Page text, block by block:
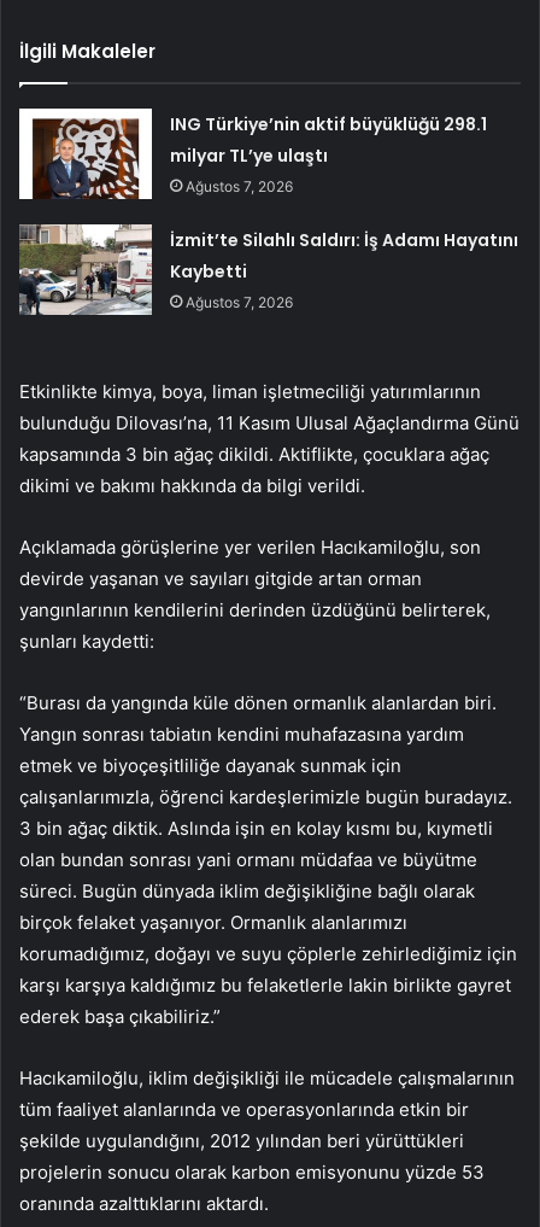
İlgili Makaleler
ING Türkiye’nin aktif büyüklüğü 298.1
milyar TL’ye ulaştı
Ağustos 7, 2026
İzmit’te Silahlı Saldırı: İş Adamı Hayatını
Kaybetti
Ağustos 7, 2026
Etkinlikte kimya, boya, liman işletmeciliği yatırımlarının
bulunduğu Dilovası’na, 11 Kasım Ulusal Ağaçlandırma Günü
kapsamında 3 bin ağaç dikildi. Aktiflikte, çocuklara ağaç
dikimi ve bakımı hakkında da bilgi verildi.
Açıklamada görüşlerine yer verilen Hacıkamiloğlu, son
devirde yaşanan ve sayıları gitgide artan orman
yangınlarının kendilerini derinden üzdüğünü belirterek,
şunları kaydetti:
“Burası da yangında küle dönen ormanlık alanlardan biri.
Yangın sonrası tabiatın kendini muhafazasına yardım
etmek ve biyoçeşitliliğe dayanak sunmak için
çalışanlarımızla, öğrenci kardeşlerimizle bugün buradayız.
3 bin ağaç diktik. Aslında işin en kolay kısmı bu, kıymetli
olan bundan sonrası yani ormanı müdafaa ve büyütme
süreci. Bugün dünyada iklim değişikliğine bağlı olarak
birçok felaket yaşanıyor. Ormanlık alanlarımızı
korumadığımız, doğayı ve suyu çöplerle zehirlediğimiz için
karşı karşıya kaldığımız bu felaketlerle lakin birlikte gayret
ederek başa çıkabiliriz.”
Hacıkamiloğlu, iklim değişikliği ile mücadele çalışmalarının
tüm faaliyet alanlarında ve operasyonlarında etkin bir
şekilde uygulandığını, 2012 yılından beri yürüttükleri
projelerin sonucu olarak karbon emisyonunu yüzde 53
oranında azalttıklarını aktardı.